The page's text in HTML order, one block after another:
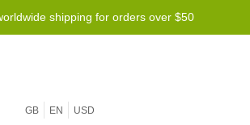
shipping for orders over $50
GB EN USD